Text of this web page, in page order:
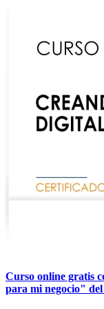
Curso online gratis
para mi negocio"